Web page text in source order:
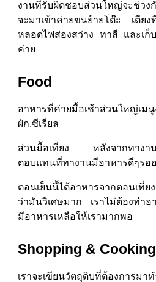
งานที่รับผิดชอบส่วนใหญ่จะช่วง
จะมาเข้าค่ายขนย้ายโต๊ะ เตี
หลอดไฟส่องสว่าง ทาสี และเก็
ค่าย
Food
อาหารที่ค่ายมื้อเช้าส่วนใหญ่เม
ผัก,ซีเรียล
ส่วนมื้อเที่ยง หลังจากทางาน
ตอบแทนที่ทางานมีอาหารดีๆรอ
ตอนเย็นนี้ได้อาหารจากตอนเที่
ว่ามันวิเศษมาก เราไม่ต้องทำอ
มีอาหารเหลือให้เรามากพอ
Shopping & Cooking
เราจะเขียนวัตถุดิบที่ต้องการม